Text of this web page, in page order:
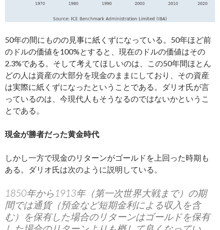
50年の間にものの見事に紙くずになっている。50年ほど前
のドルの価値を100%とすると、現在のドルの価値はその
2.3%である。そして考えてほしいのは、この50年間ほとん
どの人は資産の大部分を現金のままにしており、その資産
は実際に紙くずになったということである。ダリオ氏が言
っているのは、今現代人もそうなるのではないかというこ
とである。
現金が勝者だった黄金時代
しかし一方で現金のリターンがゴールドを上回った時期も
ある。ダリオ氏は次のように説明している。
1850年から1913年（第一次世界大戦まで）の期
間では通貨（預金など短期金利による収入を含
む）を保有した場合のリターンはゴールドを保有